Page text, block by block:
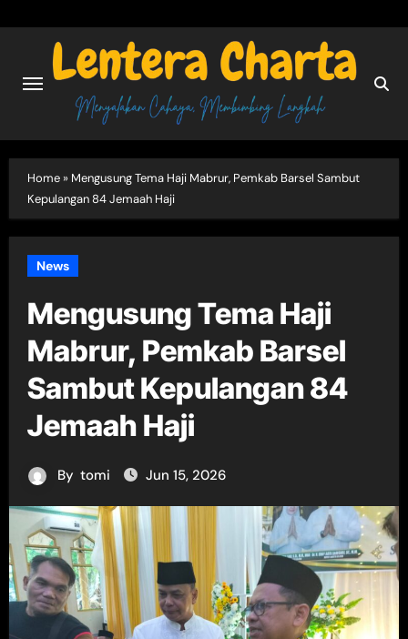
Home» Mengusung Tema Haji Mabrur, Pemkab Barsel Sambut
Kepulangan 84 Jemaah Haji
News
Mengusung Tema Haji
Mabrur, Pemkab Barsel
Sambut Kepulangan 84
Jemaah Haji
By tomi Jun 15, 2026